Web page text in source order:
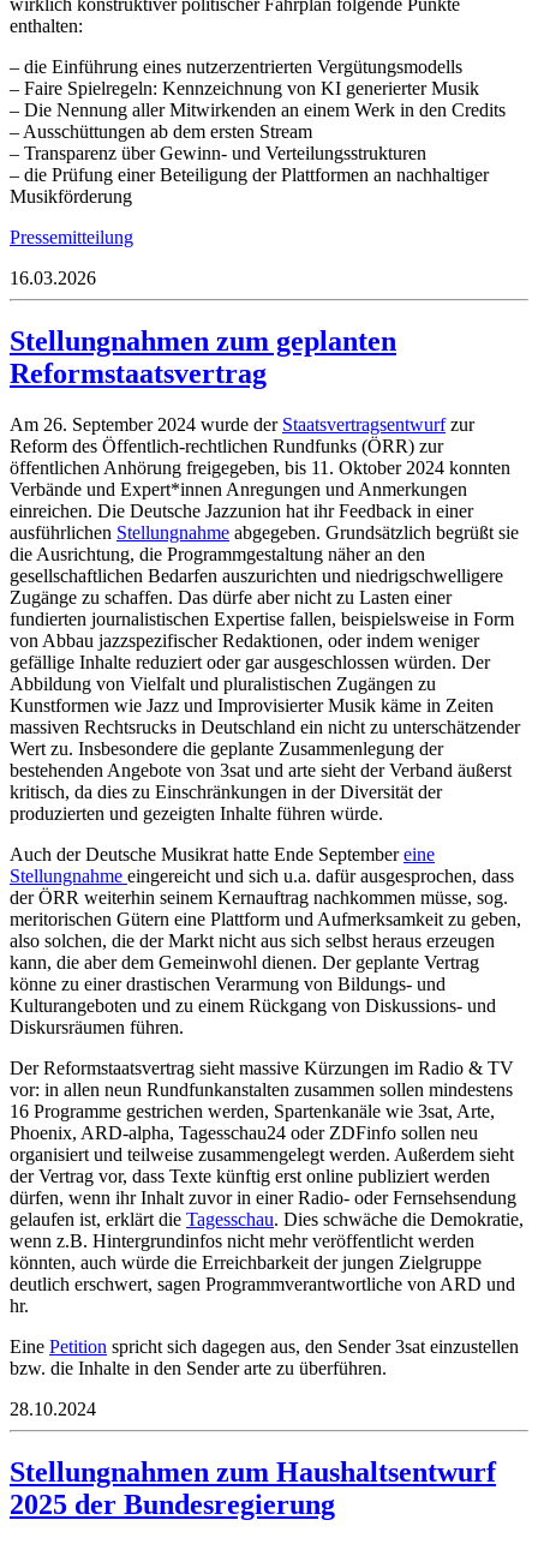
wirklich konstruktiver politischer Fahrplan folgende Punkte
enthalten:
– die Einführung eines nutzerzentrierten Vergütungsmodells
– Faire Spielregeln: Kennzeichnung von KI generierter Musik
– Die Nennung aller Mitwirkenden an einem Werk in den Credits
– Ausschüttungen ab dem ersten Stream
– Transparenz über Gewinn- und Verteilungsstrukturen
– die Prüfung einer Beteiligung der Plattformen an nachhaltiger
Musikförderung
Pressemitteilung
16.03.2026
Stellungnahmen zum geplanten
Reformstaatsvertrag
Am 26. September 2024 wurde der Staatsvertragsentwurfzur
Reform des Öffentlich-rechtlichen Rundfunks (ÖRR) zur
öffentlichen Anhörung freigegeben, bis 11. Oktober 2024 konnten
Verbände und Expert*innen Anregungen und Anmerkungen
einreichen. Die Deutsche Jazzunion hat ihr Feedback in einer
ausführlichen Stellungnahme abgegeben. Grundsätzlich begrüßt sie
die Ausrichtung, die Programmgestaltung näher an den
gesellschaftlichen Bedarfen auszurichten und niedrigschwelligere
Zugänge zu schaffen. Das dürfe aber nicht zu Lasten einer
fundierten journalistischen Expertise fallen, beispielsweise in Form
von Abbau jazzspezifischer Redaktionen, oder indem weniger
gefällige Inhalte reduziert oder gar ausgeschlossen würden. Der
Abbildung von Vielfalt und pluralistischen Zugängen zu
Kunstformen wie Jazz und Improvisierter Musik käme in Zeiten
massiven Rechtsrucks in Deutschland ein nicht zu unterschätzender
Wert zu. Insbesondere die geplante Zusammenlegung der
bestehenden Angebote von 3sat und arte sieht der Verband äußerst
kritisch, da dies zu Einschränkungen in der Diversität der
produzierten und gezeigten Inhalte führen würde.
Auch der Deutsche Musikrat hatte Ende Septembereine
Stellungnahme eingereicht und sich u.a. dafür ausgesprochen, dass
der ÖRR weiterhin seinem Kernauftrag nachkommen müsse, sog.
meritorischen Gütern eine Plattform und Aufmerksamkeit zu geben,
also solchen, die der Markt nicht aus sich selbst heraus erzeugen
kann, die aber dem Gemeinwohl dienen. Der geplante Vertrag
könne zu einer drastischen Verarmung von Bildungs- und
Kulturangeboten und zu einem Rückgang von Diskussions- und
Diskursräumen führen.
Der Reformstaatsvertrag sieht massive Kürzungen im Radio & TV
vor: in allen neun Rundfunkanstalten zusammen sollen mindestens
16 Programme gestrichen werden, Spartenkanäle wie 3sat, Arte,
Phoenix, ARD-alpha, Tagesschau24 oder ZDFinfo sollen neu
organisiert und teilweise zusammengelegt werden. Außerdem sieht
der Vertrag vor, dass Texte künftig erst online publiziert werden
dürfen, wenn ihr Inhalt zuvor in einer Radio- oder Fernsehsendung
gelaufen ist, erklärt die Tagesschau. Dies schwäche die Demokratie,
wenn z.B. Hintergrundinfos nicht mehr veröffentlicht werden
könnten, auch würde die Erreichbarkeit der jungen Zielgruppe
deutlich erschwert, sagen Programmverantwortliche von ARD und
hr.
Eine Petition spricht sich dagegen aus, den Sender 3sat einzustellen
bzw. die Inhalte in den Sender arte zu überführen.
28.10.2024
Stellungnahmen zum Haushaltsentwurf
2025 der Bundesregierung